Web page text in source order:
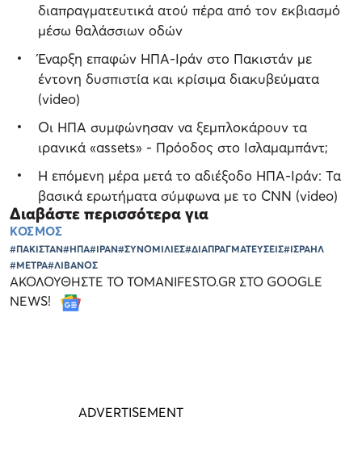
διαπραγματευτικά ατού πέρα από τον εκβιασμό
μέσω θαλάσσιων οδών
Έναρξη επαφών ΗΠΑ-Ιράν στο Πακιστάν με
έντονη δυσπιστία και κρίσιμα διακυβεύματα
(video)
Οι ΗΠΑ συμφώνησαν να ξεμπλοκάρουν τα
ιρανικά «assets» - Πρόοδος στο Ισλαμαμπάντ;
Η επόμενη μέρα μετά το αδιέξοδο ΗΠΑ-Ιράν: Τα
βασικά ερωτήματα σύμφωνα με το CNN (video)
Διαβάστε περισσότερα για
ΚΟΣΜΟΣ
#ΠΑΚΙΣΤΑΝ#ΗΠΑ#ΙΡΑΝ#ΣΥΝΟΜΙΛΙΕΣ#ΔΙΑΠΡΑΓΜΑΤΕΥΣΕΙΣ#ΙΣΡΑΗΛ
#ΜΕΤΡΑ#ΛΙΒΑΝΟΣ
ΑΚΟΛΟΥΘΗΣΤΕ ΤΟ TOMANIFESTO.GR ΣΤΟ GOOGLE
NEWS!